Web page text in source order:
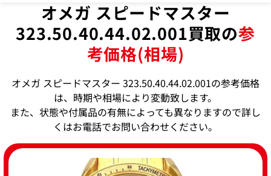
オメガ スピードマスター
323.50.40.44.02.001買取の参
考価格(相場)
オメガ スピードマスター 323.50.40.44.02.001の参考価格
は、時期や相場により変動致します。
また、状態や付属品の有無によっても異なりますので詳し
くはお電話でお問い合わせください。